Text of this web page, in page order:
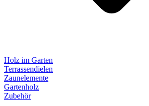
Holz im Garten
Terrassendielen
Zaunelemente
Gartenholz
Zubehör